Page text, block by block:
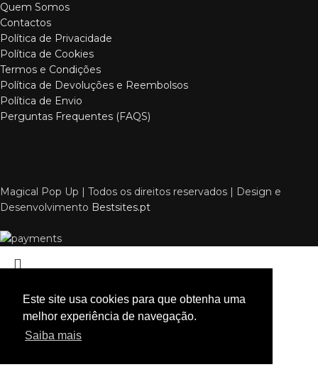
Este site usa cookies para que obtenha uma
melhor experiência de navegação.
Saiba mais
Quem Somos
Contactos
Política de Privacidade
Política de Cookies
Termos e Condições
Política de Devoluções e Reembolsos
Política de Envio
Perguntas Frequentes (FAQS)
Magical Pop Up | Todos os direitos reservados | Design e
Desenvolvimento Bestsites.pt
Pesquisar
Comece a escrever para ver os produtos que procura.